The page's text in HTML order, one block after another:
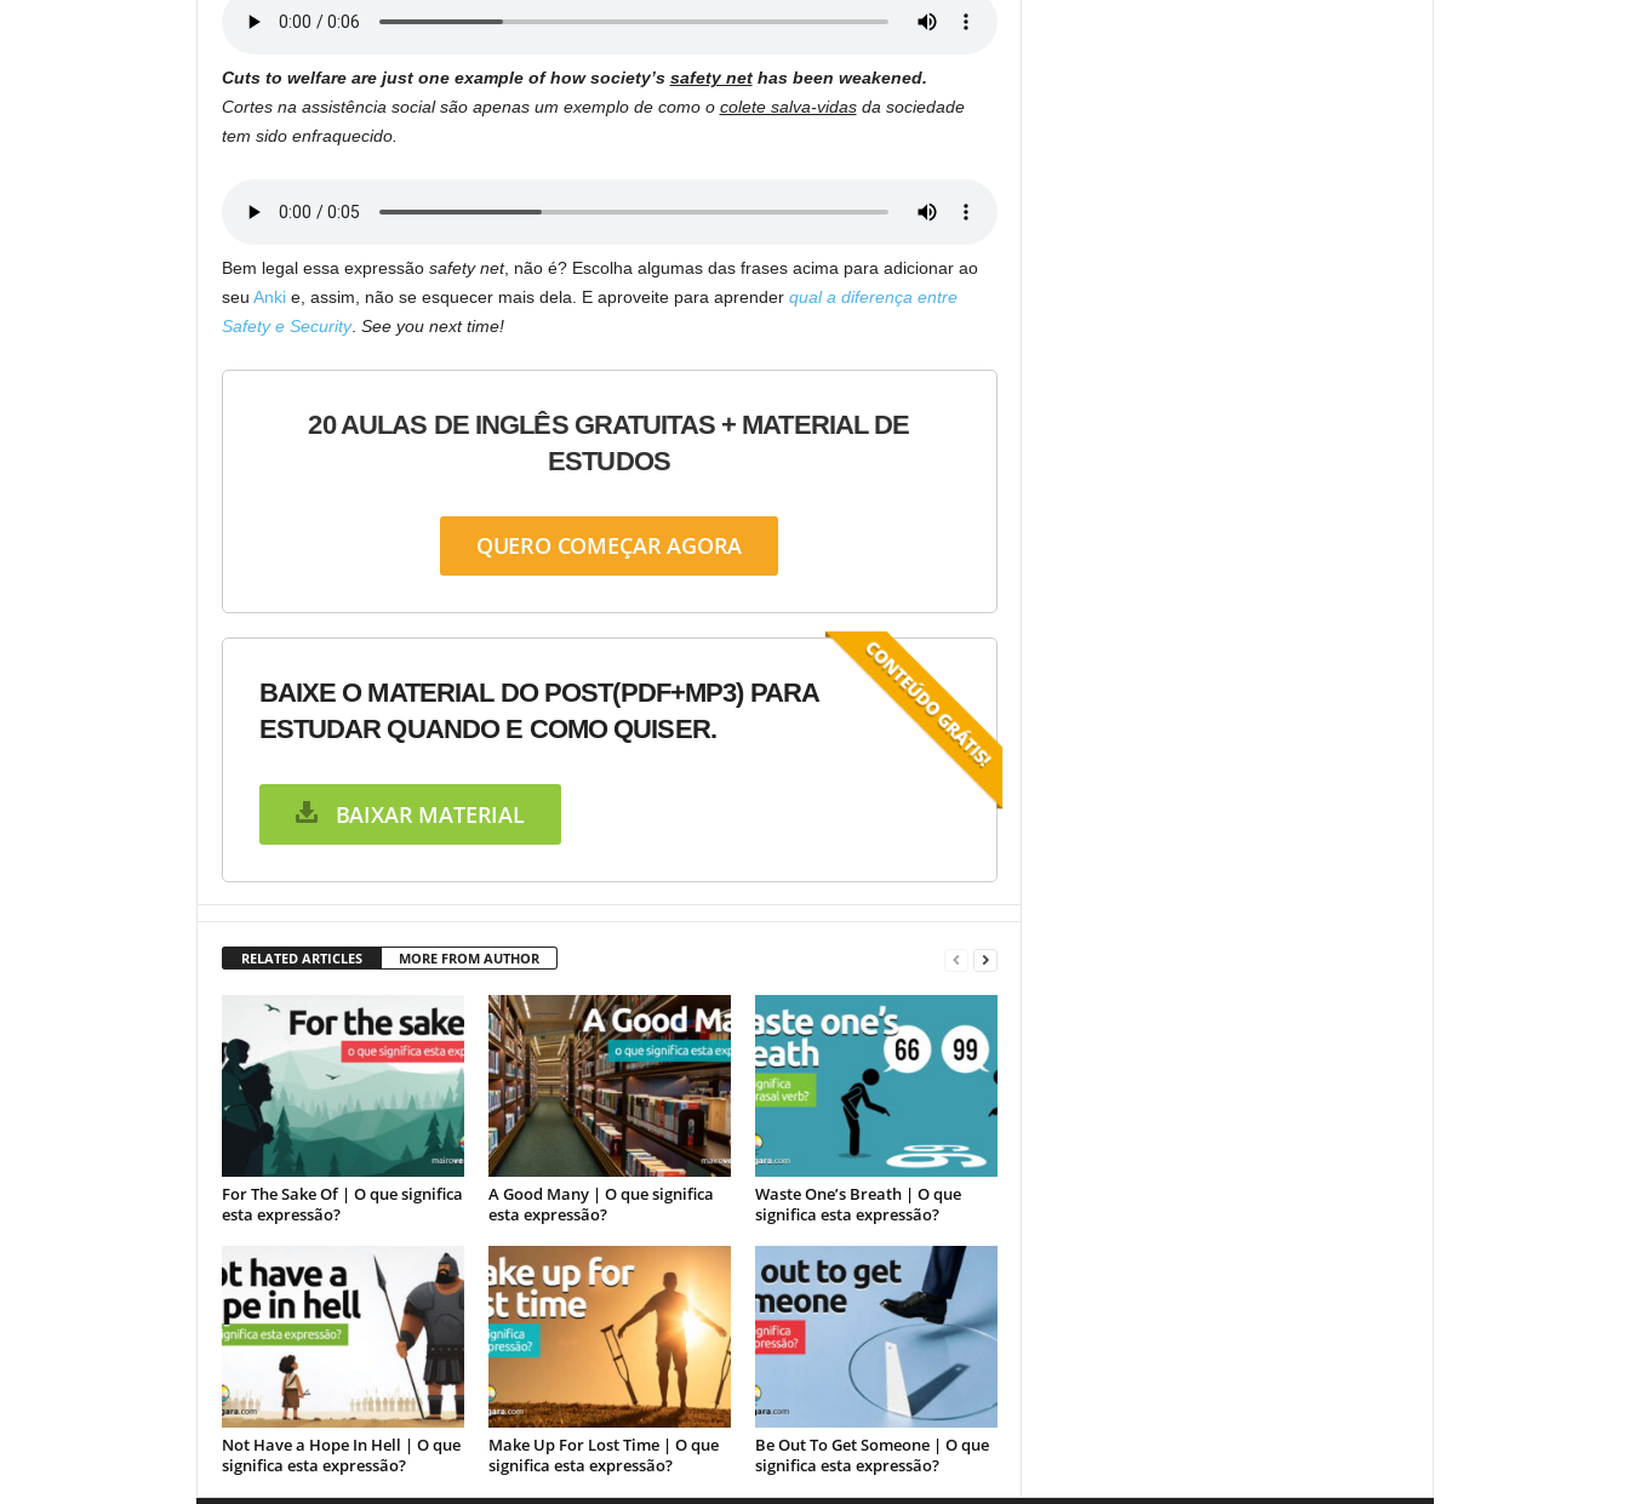
Cuts to welfare are just one example of how society’s safety nethas been weakened.
Cortes na assistência social são apenas um exemplo de como o colete salva-vidasda sociedade
tem sido enfraquecido.
Bem legal essa expressão safety net, não é? Escolha algumas das frases acima para adicionar ao
seu Ankie, assim, não se esquecer mais dela. E aproveite para aprender qual a diferença entre
Safety e Security. See you next time!
20 AULAS DE INGLÊS GRATUITAS + MATERIAL DE
ESTUDOS
QUERO COMEÇAR AGORA
BAIXE O MATERIAL DO POST(PDF+MP3) PARA
ESTUDAR QUANDO E COMO QUISER.
BAIXAR MATERIAL
RELATED ARTICLES MORE FROM AUTHOR
For The Sake Of | O que significa
esta expressão?
A Good Many | O que significa
esta expressão?
Waste One’s Breath | O que
significa esta expressão?
Not Have a Hope In Hell | O que
significa esta expressão?
Make Up For Lost Time | O que
significa esta expressão?
Be Out To Get Someone | O que
significa esta expressão?